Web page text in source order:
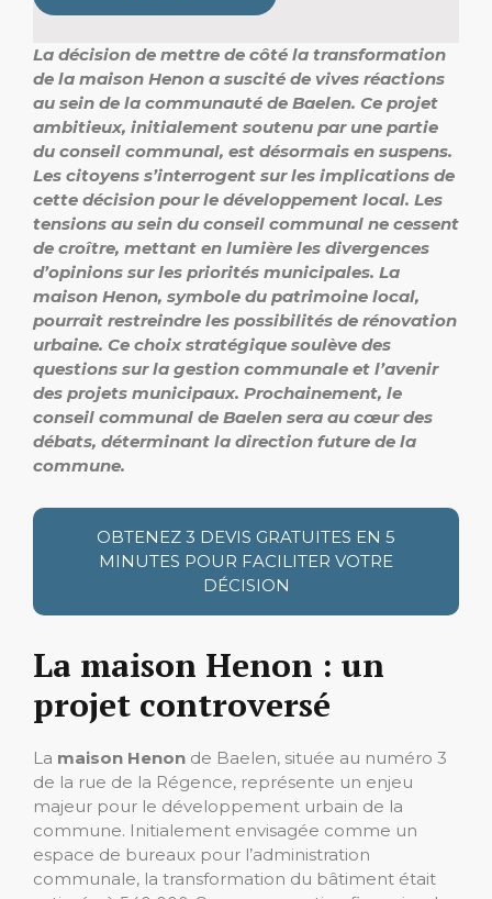
La décision de mettre de côté la transformation
de la maison Henon a suscité de vives réactions
au sein de la communauté de Baelen. Ce projet
ambitieux, initialement soutenu par une partie
du conseil communal, est désormais en suspens.
Les citoyens s’interrogent sur les implications de
cette décision pour le développement local. Les
tensions au sein du conseil communal ne cessent
de croître, mettant en lumière les divergences
d’opinions sur les priorités municipales. La
maison Henon, symbole du patrimoine local,
pourrait restreindre les possibilités de rénovation
urbaine. Ce choix stratégique soulève des
questions sur la gestion communale et l’avenir
des projets municipaux. Prochainement, le
conseil communal de Baelen sera au cœur des
débats, déterminant la direction future de la
commune.
OBTENEZ 3 DEVIS GRATUITES EN 5
MINUTES POUR FACILITER VOTRE
DÉCISION
La maison Henon : un
projet controversé
La maison Henon de Baelen, située au numéro 3
de la rue de la Régence, représente un enjeu
majeur pour le développement urbain de la
commune. Initialement envisagée comme un
espace de bureaux pour l’administration
communale, la transformation du bâtiment était